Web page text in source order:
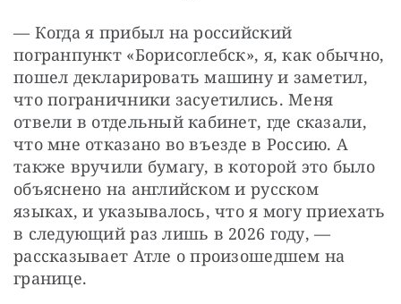
— Когда я прибыл на российский
погранпункт «Борисоглебск», я, как обычно,
пошел декларировать машину и заметил,
что пограничники засуетились. Меня
отвели в отдельный кабинет, где сказали,
что мне отказано во въезде в Россию. А
также вручили бумагу, в которой это было
объяснено на английском и русском
языках, и указывалось, что я могу приехать
в следующий раз лишь в 2026 году, —
рассказывает Атле о произошедшем на
границе.